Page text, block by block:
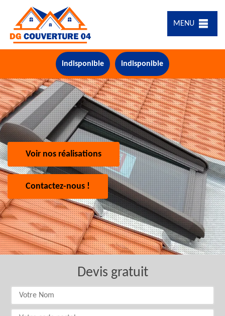
MENU
indisponible indisponible
Voir nos réalisations
Contactez-nous !
Devis gratuit